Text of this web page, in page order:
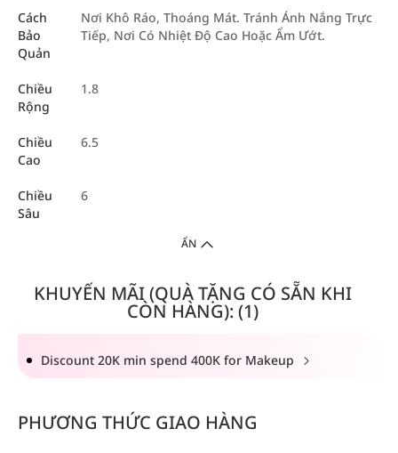
Cách
Bảo
Quản
Nơi Khô Ráo, Thoáng Mát. Tránh Ánh Nắng Trực
Tiếp, Nơi Có Nhiệt Độ Cao Hoặc Ẩm Ướt.
Chiều
Rộng
1.8
Chiều
Cao
6.5
Chiều
Sâu
6
ẨN
KHUYẾN MÃI (QUÀ TẶNG CÓ SẴN KHI
CÒN HÀNG): (1)
Discount 20K min spend 400K for Makeup
PHƯƠNG THỨC GIAO HÀNG